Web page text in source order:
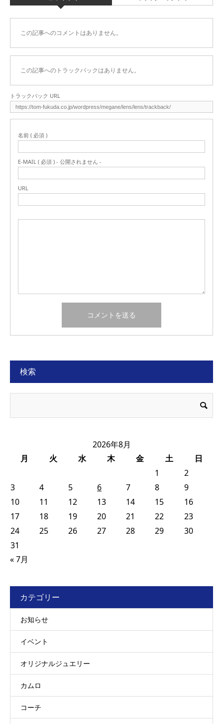
この記事へのコメントはありません。
この記事へのトラックバックはありません。
トラックバック URL
名前 ( 必須 )
E-MAIL ( 必須 ) - 公開されません -
URL
検索
2026年8月
月
火 水 木 金 土
日
1
2
3
4 5 6 7 8
9
10
11 12 13 14 15
16
17
18 19 20 21 22
23
24
25 26 27 28 29
30
31
« 7月
カテゴリー
お知らせ
イベント
オリジナルジュエリー
カムロ
コーチ